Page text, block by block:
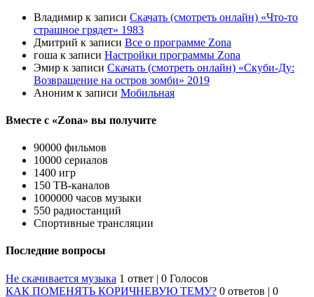
Владимир к записи Скачать (смотреть онлайн) «Что-то
страшное грядет» 1983
Дмитрий к записи Все о программе Zona
гоша к записи Настройки программы Zona
Эмир к записи Скачать (смотреть онлайн) «Скуби-Ду:
Возвращение на остров зомби» 2019
Аноним к записи Мобильная
Вместе с «Zona» вы получите
90000 фильмов
10000 сериалов
1400 игр
150 ТВ-каналов
1000000 часов музыки
550 радиостанций
Спортивные трансляции
Последние вопросы
Не скачивается музыка 1 ответ | 0 Голосов
КАК ПОМЕНЯТЬ КОРИЧНЕВУЮ ТЕМУ? 0 ответов | 0